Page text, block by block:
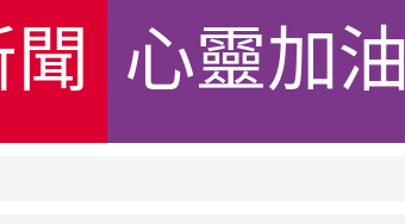
心靈加油